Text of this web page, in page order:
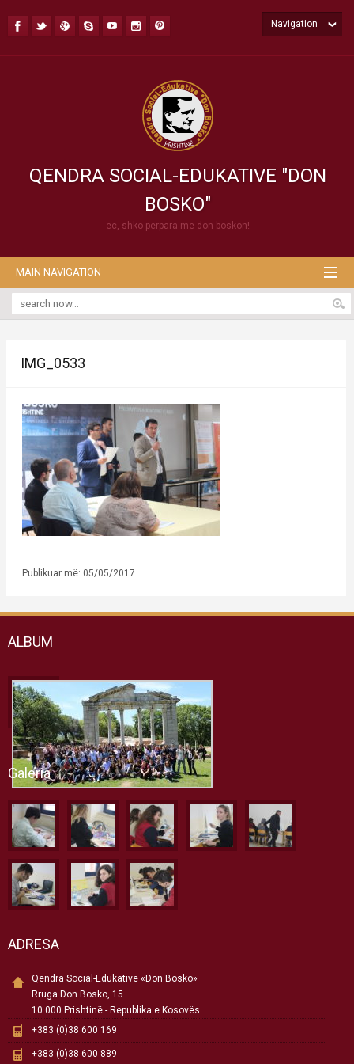
QENDRA SOCIAL-EDUKATIVE "DON
BOSKO"
ec, shko përpara me don boskon!
Navigation
MAIN NAVIGATION
IMG_0533
Publikuar më: 05/05/2017
ALBUM
Galeria
ADRESA
Qendra Social-Edukative «Don Bosko»
Rruga Don Bosko, 15
10 000 Prishtinë - Republika e Kosovës
+383 (0)38 600 169
+383 (0)38 600 889